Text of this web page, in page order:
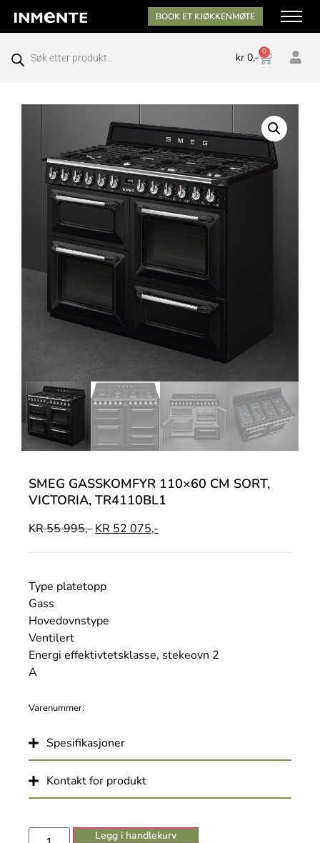
BOOK ET KJØKKENMØTE
kr0,- 0
SMEG GASSKOMFYR 110×60 CM SORT,
VICTORIA, TR4110BL1
KR55 995,- KR 52 075,-
Type platetopp
Gass
Hovedovnstype
Ventilert
Energi effektivtetsklasse, stekeovn 2
A
Varenummer:
Spesifikasjoner
Kontakt for produkt
Legg i handlekurv